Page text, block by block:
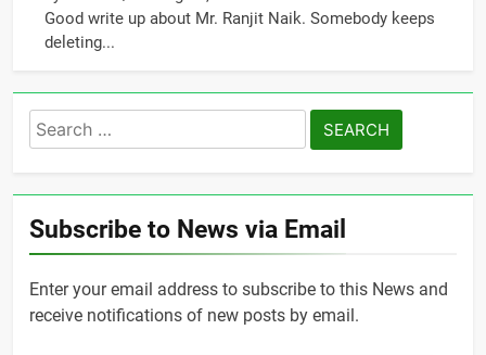
Good write up about Mr. Ranjit Naik. Somebody keeps
deleting...
Search
for:
Subscribe to News via Email
Enter your email address to subscribe to this News and
receive notifications of new posts by email.